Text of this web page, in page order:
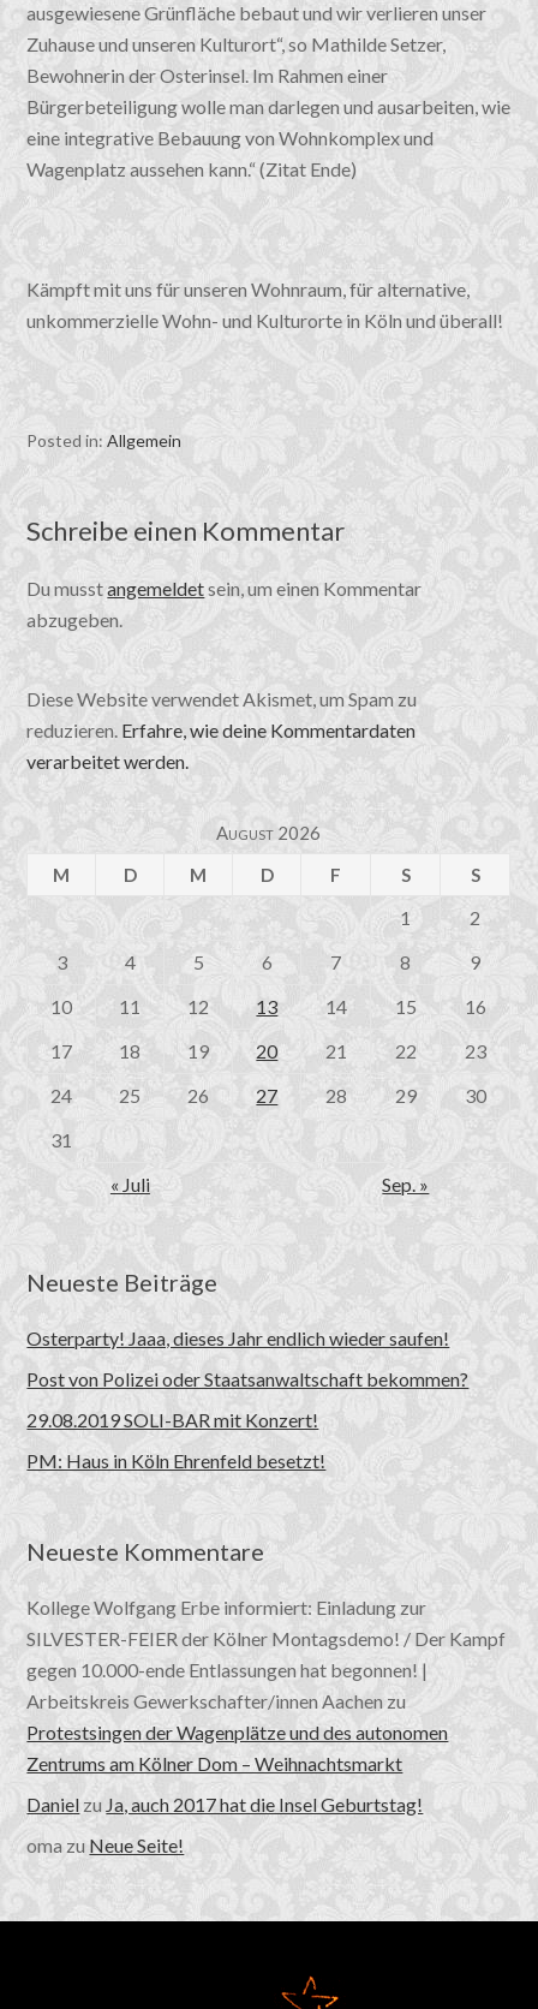
ausgewiesene Grünfläche bebaut und wir verlieren unser
Zuhause und unseren Kulturort“, so Mathilde Setzer,
Bewohnerin der Osterinsel. Im Rahmen einer
Bürgerbeteiligung wolle man darlegen und ausarbeiten, wie
eine integrative Bebauung von Wohnkomplex und
Wagenplatz aussehen kann.“ (Zitat Ende)
Kämpft mit uns für unseren Wohnraum, für alternative,
unkommerzielle Wohn- und Kulturorte in Köln und überall!
Posted in:Allgemein
Schreibe einen Kommentar
Du musstangemeldetsein, um einen Kommentar
abzugeben.
Diese Website verwendet Akismet, um Spam zu
reduzieren. Erfahre, wie deine Kommentardaten
verarbeitet werden.
August 2026
M
D M D F S S
1
2
3
4 5 6 7 8
9
10
11 12 13 14 15
16
17
18 19 20 21 22
23
24
25 26 27 28 29
30
31
« Juli
Sep. »
Neueste Beiträge
Osterparty! Jaaa, dieses Jahr endlich wieder saufen!
Post von Polizei oder Staatsanwaltschaft bekommen?
29.08.2019 SOLI-BAR mit Konzert!
PM: Haus in Köln Ehrenfeld besetzt!
Neueste Kommentare
Kollege Wolfgang Erbe informiert: Einladung zur
SILVESTER-FEIER der Kölner Montagsdemo! / Der Kampf
gegen 10.000-ende Entlassungen hat begonnen! |
Arbeitskreis Gewerkschafter/innen Aachen zu
Protestsingen der Wagenplätze und des autonomen
Zentrums am Kölner Dom – Weihnachtsmarkt
Daniel zu Ja, auch 2017 hat die Insel Geburtstag!
oma zuNeue Seite!